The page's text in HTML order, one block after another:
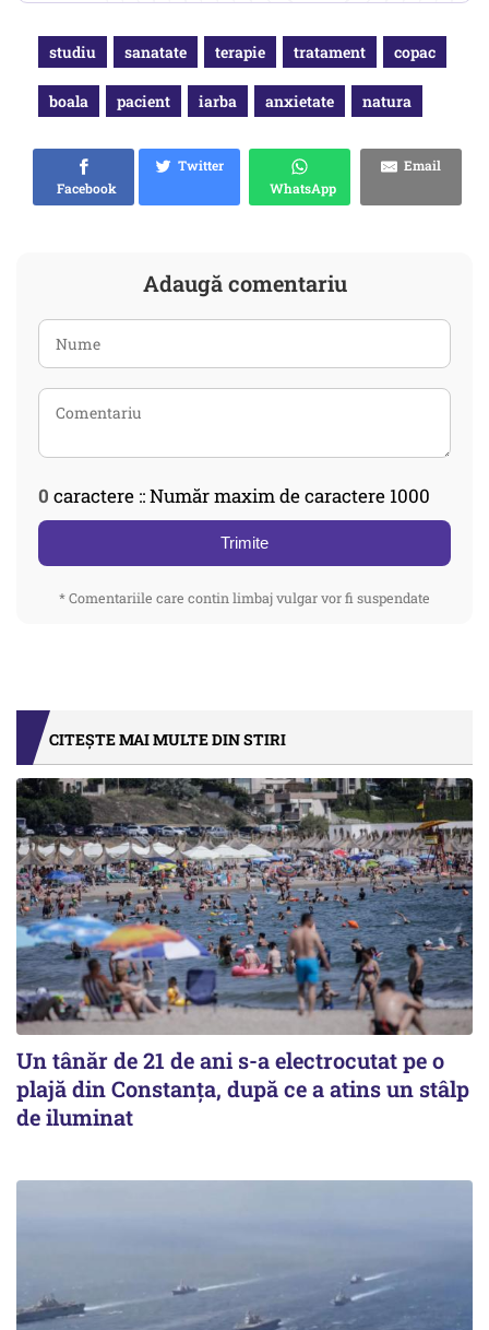
studiu sanatate terapie tratament copac
boala pacient iarba anxietate natura
Facebook
Twitter
WhatsApp
Email
Adaugă comentariu
0 caractere :: Număr maxim de caractere 1000
Trimite
* Comentariile care contin limbaj vulgar vor fi suspendate
CITEȘTE MAI MULTE DIN STIRI
Un tânăr de 21 de ani s-a electrocutat pe o
plajă din Constanța, după ce a atins un stâlp
de iluminat